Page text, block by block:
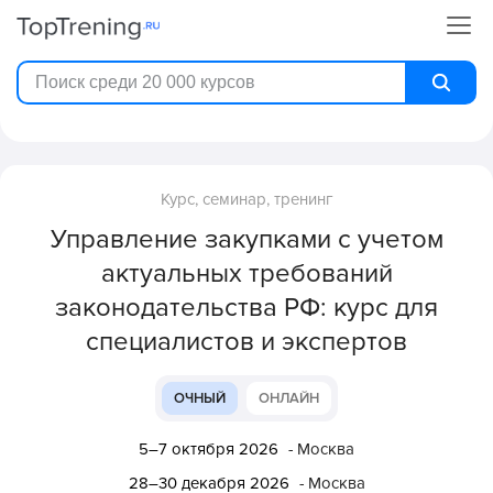
Курс, семинар, тренинг
Управление закупками с учетом
актуальных требований
законодательства РФ: курс для
специалистов и экспертов
ОЧНЫЙ ОНЛАЙН
5–7 октября 2026 - Москва
28–30 декабря 2026 - Москва